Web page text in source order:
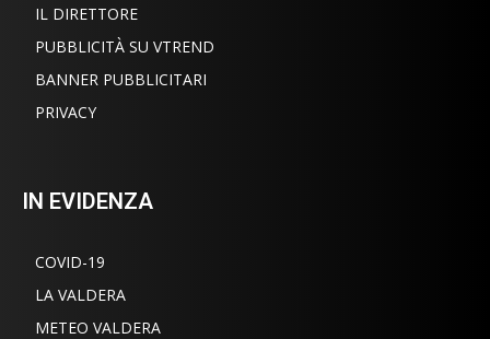
IL DIRETTORE
PUBBLICITÀ SU VTREND
BANNER PUBBLICITARI
PRIVACY
IN EVIDENZA
COVID-19
LA VALDERA
METEO VALDERA